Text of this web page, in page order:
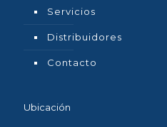
Servicios
Distribuidores
Contacto
Ubicación